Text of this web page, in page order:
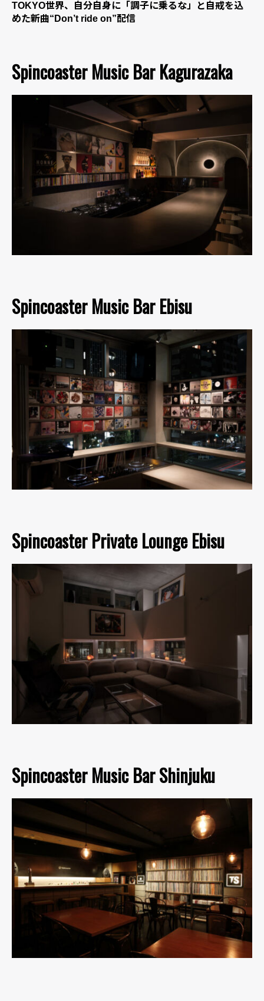
TOKYO世界、自分自身に「調子に乗るな」と自戒を込
めた新曲“Don’t ride on”配信
Spincoaster Music Bar Kagurazaka
Spincoaster Music Bar Ebisu
Spincoaster Private Lounge Ebisu
Spincoaster Music Bar Shinjuku